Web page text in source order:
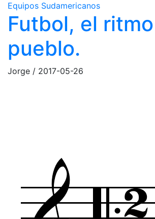
Equipos Sudamericanos
Futbol, el
pueblo.
Jorge / 2017-05-26